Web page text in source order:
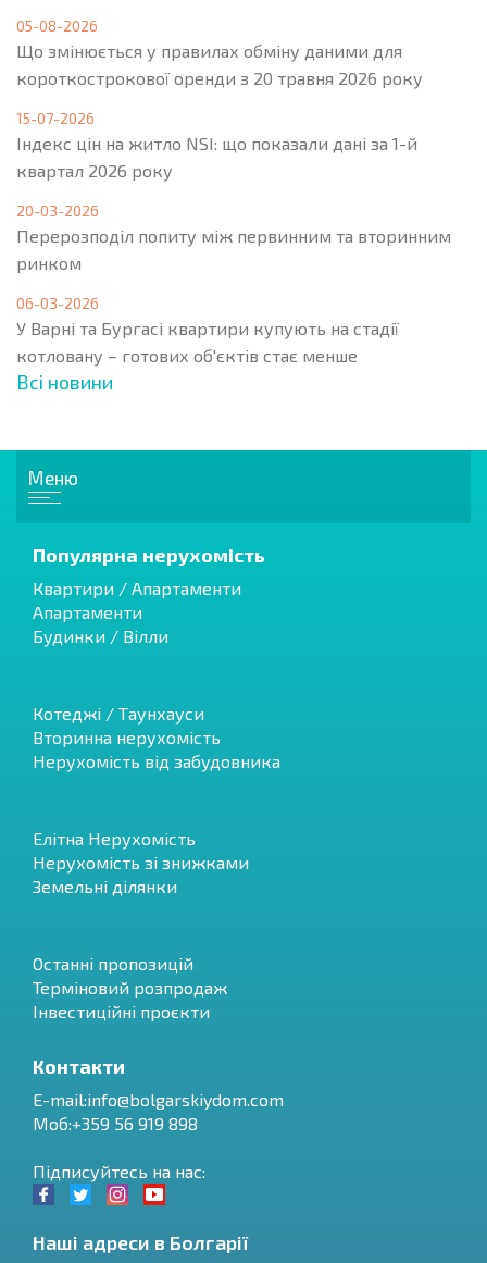
05-08-2026
Що змінюється у правилах обміну даними для
короткострокової оренди з 20 травня 2026 року
15-07-2026
Індекс цін на житло NSI: що показали дані за 1-й
квартал 2026 року
20-03-2026
Перерозподіл попиту між первинним та вторинним
ринком
06-03-2026
У Варні та Бургасі квартири купують на стадії
котловану – готових об'єктів стає менше
Всі новини
Меню
Популярна нерухомість
Квартири / Апартаменти
Апартаменти
Будинки / Вілли
Котеджі / Таунхауси
Вторинна нерухомість
Нерухомість від забудовника
Елітна Нерухомість
Нерухомість зі знижками
Земельні ділянки
Останні пропозицій
Терміновий розпродаж
Інвестиційні проєкти
Контакти
E-mail:info@bolgarskiydom.com
Моб:+359 56 919 898
Підписуйтесь на нас:
Наші адреси в Болгарії